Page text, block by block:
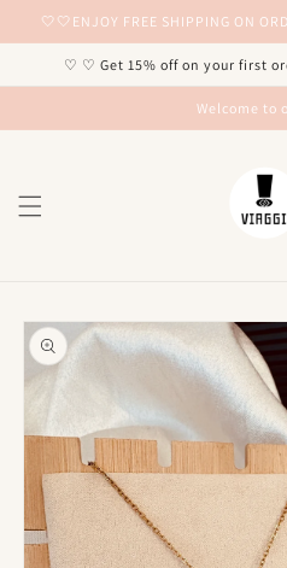
directamente
al contenido
🤍🤍ENJOY FREE SHIPPING ON
♡ ♡ Get 15% off on your first
Welcome to
directamente
a la
información
del producto